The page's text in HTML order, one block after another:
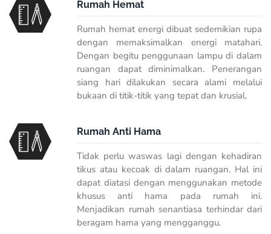
Rumah Hemat
Rumah hemat energi dibuat sedemikian rupa
dengan memaksimalkan energi matahari.
Dengan begitu penggunaan lampu di dalam
ruangan dapat diminimalkan. Penerangan
siang hari dilakukan secara alami melalui
bukaan di titik-titik yang tepat dan krusial.
Rumah Anti Hama
Tidak perlu waswas lagi dengan kehadiran
tikus atau kecoak di dalam ruangan. Hal ini
dapat diatasi dengan menggunakan metode
khusus anti hama pada rumah ini.
Menjadikan rumah senantiasa terhindar dari
beragam hama yang mengganggu.